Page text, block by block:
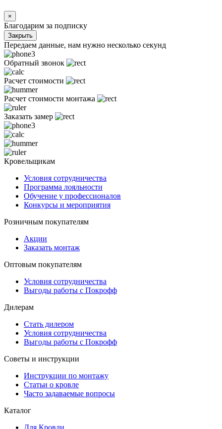
×
Благодарим за подписку
Закрыть
Передаем данные, нам нужно несколько секунд
Обратный звонок
Расчет стоимости
Расчет стоимости монтажа
Заказать замер
Кровельщикам
Условия сотрудничества
Программа лояльности
Обучение у профессионалов
Конкурсы и мероприятия
Розничным покупателям
Акции
Заказать монтаж
Оптовым покупателям
Условия сотрудничества
Выгоды работы с Покрофф
Дилерам
Стать дилером
Условия сотрудничества
Выгоды работы с Покрофф
Советы и инструкции
Инструкции по монтажу
Статьи о кровле
Часто задаваемые вопросы
Каталог
Для Кровли